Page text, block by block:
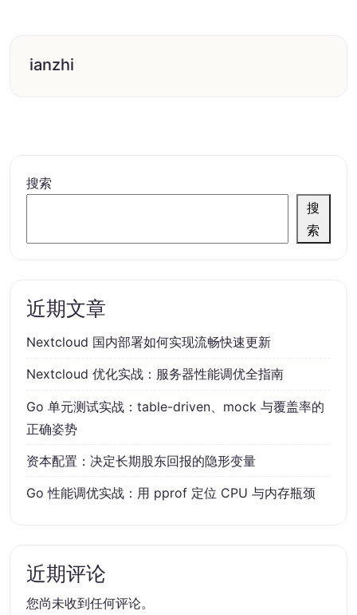
ianzhi
搜索
搜
索
近期文章
Nextcloud 国内部署如何实现流畅快速更新
Nextcloud 优化实战：服务器性能调优全指南
Go 单元测试实战：table-driven、mock 与覆盖率的
正确姿势
资本配置：决定长期股东回报的隐形变量
Go 性能调优实战：用 pprof 定位 CPU 与内存瓶颈
近期评论
您尚未收到任何评论。